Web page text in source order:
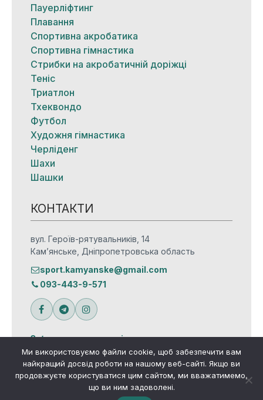
Пауерліфтинг
Плавання
Спортивна акробатика
Спортивна гімнастика
Стрибки на акробатичній доріжці
Теніс
Триатлон
Тхеквондо
Футбол
Художня гімнастика
Черліденг
Шахи
Шашки
КОНТАКТИ
вул. Героїв-рятувальників, 14
Кам’янське, Дніпропетровська область
sport.kamyanske@gmail.com
093-443-9-571
Зв’язатися з редакцією
Ми використовуємо файли cookie, щоб забезпечити вам
найкращий досвід роботи на нашому веб-сайті. Якщо ви
продовжуєте користуватися цим сайтом, ми вважатимемо,
що ви ним задоволені.